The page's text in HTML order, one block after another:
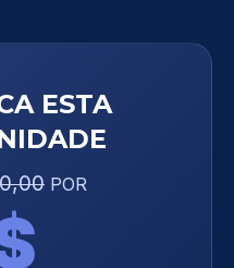
ESTA
POR